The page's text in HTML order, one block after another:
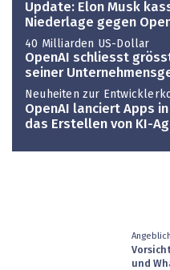
Update: Elon Musk
Niederlage gegen
40 Milliarden US-Dollar
OpenAI schliesst
seiner
Neuheiten zur
OpenAI lanciert Apps
das Erstellen von KI-
und